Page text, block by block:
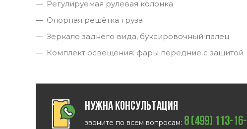
Регулируемая рулевая колонка
Опорная решётка груза
Зеркало заднего вида, буксировочный палец
Комплект освещения: фары передние с защитой
Нужна консультация
звоните по всем вопросам: 8 (499) 113-